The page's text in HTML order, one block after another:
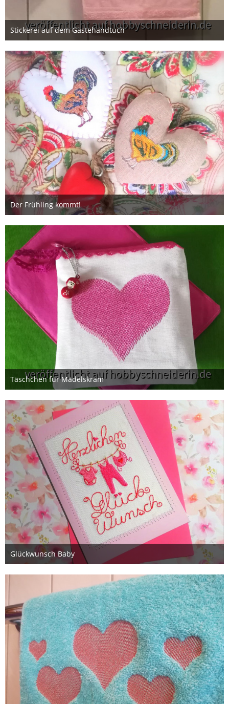
Stickerei auf dem Gästehandtuch
18. März 2020
Der Frühling kommt!
16. Februar 2020
Täschchen für Mädelskram
9. Februar 2020
Glückwunsch Baby
5. Februar 2020